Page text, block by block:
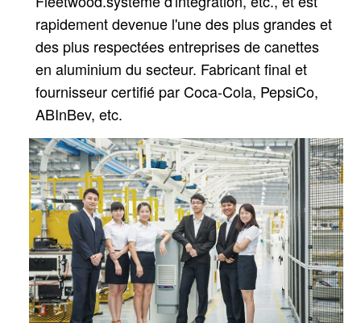
rapidement devenue l'une des plus grandes et
des plus respectées entreprises de canettes
en aluminium du secteur. Fabricant final et
fournisseur certifié par Coca-Cola, PepsiCo,
ABInBev, etc.